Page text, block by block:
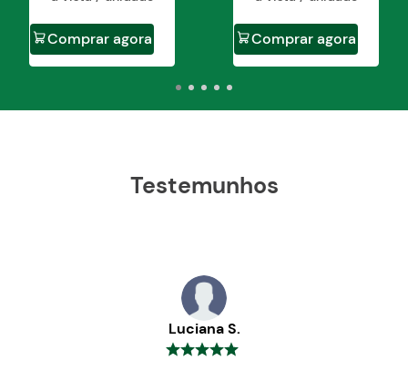
Comprar agora Comprar agora
Testemunhos
Luciana S.